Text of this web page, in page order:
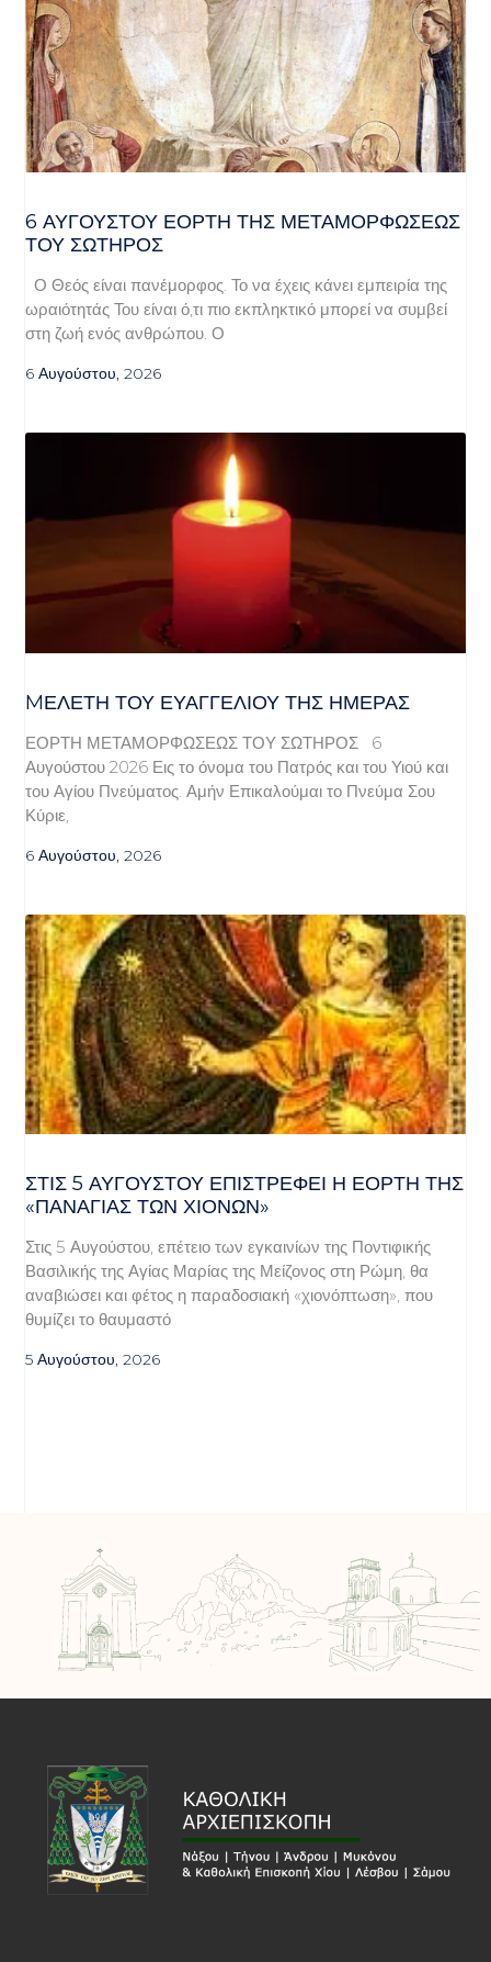
6 ΑΥΓΟΥΣΤΟΥ ΕΟΡΤΗ ΤΗΣ ΜΕΤΑΜΟΡΦΩΣΕΩΣ
ΤΟΥ ΣΩΤΗΡΟΣ
Ο Θεός είναι πανέμορφος. Το να έχεις κάνει εμπειρία της
ωραιότητάς Του είναι ό,τι πιο εκπληκτικό μπορεί να συμβεί
στη ζωή ενός ανθρώπου. Ο
6 Αυγούστου, 2026
MΕΛΈΤΗ ΤΟΥ ΕΥΑΓΓΕΛΊΟΥ ΤΗΣ ΗΜΈΡΑΣ
ΕΟΡΤΗ ΜΕΤΑΜΟΡΦΩΣΕΩΣ ΤΟΥ ΣΩΤΗΡΟΣ 6
Αυγούστου 2026 Εις το όνομα του Πατρός και του Υιού και
του Αγίου Πνεύματος. Αμήν Επικαλούμαι το Πνεύμα Σου
Κύριε,
6 Αυγούστου, 2026
ΣΤΙΣ 5 ΑΥΓΟΎΣΤΟΥ ΕΠΙΣΤΡΈΦΕΙ Η ΕΟΡΤΉ ΤΗΣ
«ΠΑΝΑΓΊΑΣ ΤΩΝ ΧΙΌΝΩΝ»
Στις 5 Αυγούστου, επέτειο των εγκαινίων της Ποντιφικής
Βασιλικής της Αγίας Μαρίας της Μείζονος στη Ρώμη, θα
αναβιώσει και φέτος η παραδοσιακή «χιονόπτωση», που
θυμίζει το θαυμαστό
5 Αυγούστου, 2026